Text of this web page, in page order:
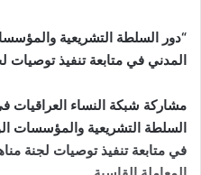
“دور السلطة التشريعية
المدني في متابعة تنفيذ توصيات
مشاركة شبكة النساء العراقيات
السلطة التشريعية والمؤسسات
في متابعة تنفيذ توصيات لجنة